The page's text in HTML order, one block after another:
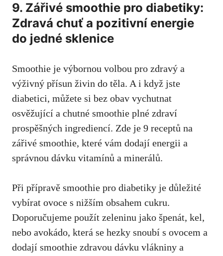
9. Zářivé smoothie pro diabetiky:
Zdravá ​chuť a⁤ pozitivní energie
do jedné sklenice
Smoothie je výbornou volbou pro zdravý a
výživný přísun‍ živin do ⁢těla. A i když jste
diabetici, můžete si bez obav vychutnat
osvěžující a chutné smoothie plné zdraví
prospěšných ingrediencí. ⁣Zde​ je 9 receptů na
zářivé ⁤smoothie, ⁤které vám dodají​ energii‌ a
správnou dávku vitamínů ​a minerálů.
Při přípravě smoothie pro diabetiky⁤ je důležité⁣
vybírat ovoce s ⁢nižším obsahem cukru.
Doporučujeme⁣ použít zeleninu jako‌ špenát,‍ kel,
nebo avokádo, která se hezky snoubí s ovocem a
dodají smoothie⁣ zdravou dávku vlákniny a ​